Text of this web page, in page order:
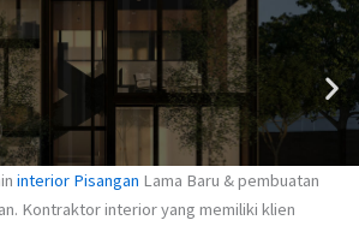
interior Pisangan Lama Baru & pembuatan
Kontraktor interior yang memiliki klien